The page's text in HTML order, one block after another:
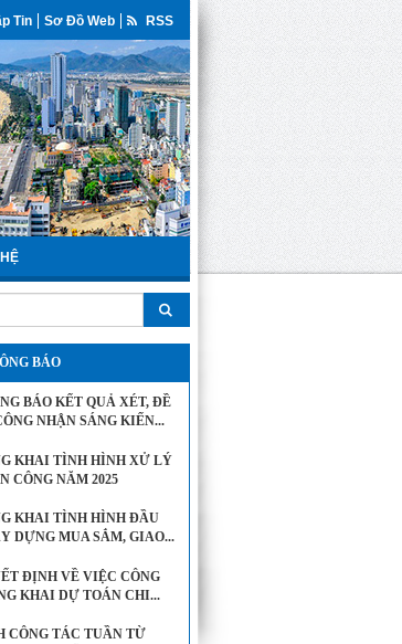
RSS
Sơ Đồ Web
Tin
BÁO
BÁO KẾT QUẢ XÉT, ĐỀ
NHẬN SÁNG KIẾN...
KHAI TÌNH HÌNH XỬ LÝ
CÔNG NĂM 2025
KHAI TÌNH HÌNH ĐẦU
DỰNG MUA SẮM, GIAO...
ĐỊNH VỀ VIỆC CÔNG
KHAI DỰ TOÁN CHI...
CÔNG TÁC TUẦN TỪ